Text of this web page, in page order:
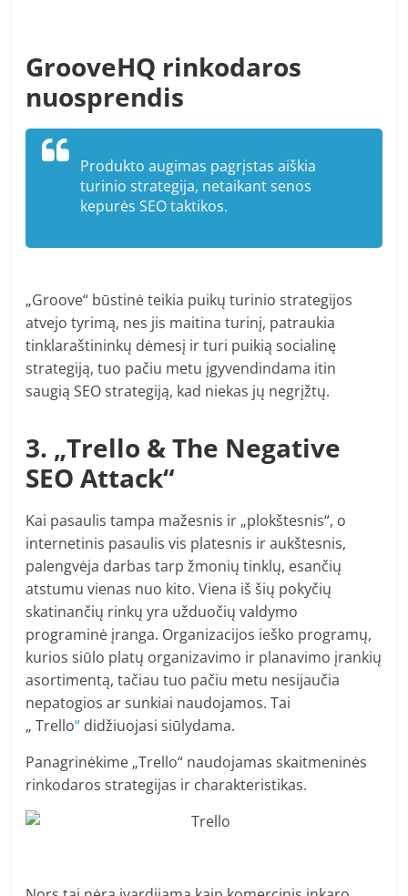
GrooveHQ rinkodaros
nuosprendis
Produkto augimas pagrįstas aiškia
turinio strategija, netaikant senos
kepurės SEO taktikos.
„Groove“ būstinė teikia puikų turinio strategijos
atvejo tyrimą, nes jis maitina turinį, patraukia
tinklaraštininkų dėmesį ir turi puikią socialinę
strategiją, tuo pačiu metu įgyvendindama itin
saugią SEO strategiją, kad niekas jų negrįžtų.
3. „Trello & The Negative
SEO Attack“
Kai pasaulis tampa mažesnis ir „plokštesnis“, o
internetinis pasaulis vis platesnis ir aukštesnis,
palengvėja darbas tarp žmonių tinklų, esančių
atstumu vienas nuo kito. Viena iš šių pokyčių
skatinančių rinkų yra užduočių valdymo
programinė įranga. Organizacijos ieško programų,
kurios siūlo platų organizavimo ir planavimo įrankių
asortimentą, tačiau tuo pačiu metu nesijaučia
nepatogios ar sunkiai naudojamos. Tai
„ Trello“ didžiuojasi siūlydama.
Panagrinėkime „Trello“ naudojamas skaitmeninės
rinkodaros strategijas ir charakteristikas.